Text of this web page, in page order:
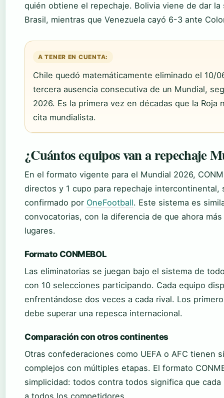
quién obtiene el repechaje. Bolivia viene de dar
Brasil, mientras que Venezuela cayó 6-3 ante
A TENER EN CUENTA:
Chile quedó matemáticamente eliminado el 10/
tercera ausencia consecutiva de un Mundial,
2026. Es la primera vez en décadas que la Roja
cita mundialista.
¿Cuántos equipos van a repechaje
En el formato vigente para el Mundial 2026,
directos y 1 cupo para repechaje intercontinental,
confirmado por OneFootball. Este sistema es
convocatorias, con la diferencia de que ahora
lugares.
Formato CONMEBOL
Las eliminatorias se juegan bajo el sistema de
con 10 selecciones participando. Cada equipo
enfrentándose dos veces a cada rival. Los
debe superar una repesca internacional.
Comparación con otros continentes
Otras confederaciones como UEFA o AFC tienen
complejos con múltiples etapas. El formato
simplicidad: todos contra todos significa que